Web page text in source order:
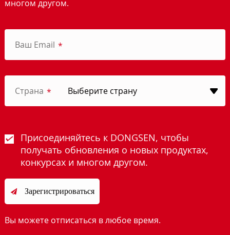
многом другом.
Ваш Email *
Страна *
Присоединяйтесь к DONGSEN, чтобы
получать обновления о новых продуктах,
конкурсах и многом другом.
 Зарегистрироваться
Вы можете отписаться в любое время.